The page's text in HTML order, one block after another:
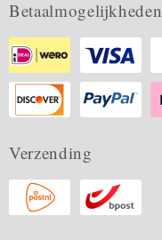
Betaalmogelijkheden
Verzending